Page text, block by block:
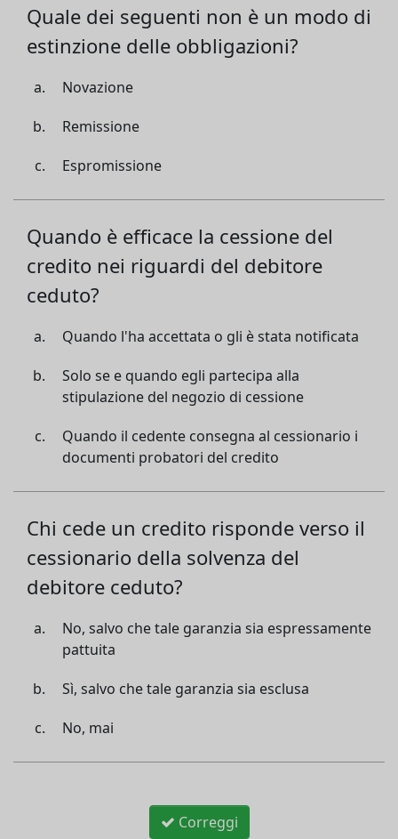
Quale dei seguenti non è un modo di
estinzione delle obbligazioni?
Novazione
Remissione
Espromissione
Quando è efficace la cessione del
credito nei riguardi del debitore
ceduto?
Quando l'ha accettata o gli è stata notificata
Solo se e quando egli partecipa alla
stipulazione del negozio di cessione
Quando il cedente consegna al cessionario i
documenti probatori del credito
Chi cede un credito risponde verso il
cessionario della solvenza del
debitore ceduto?
No, salvo che tale garanzia sia espressamente
pattuita
Sì, salvo che tale garanzia sia esclusa
No, mai
Correggi